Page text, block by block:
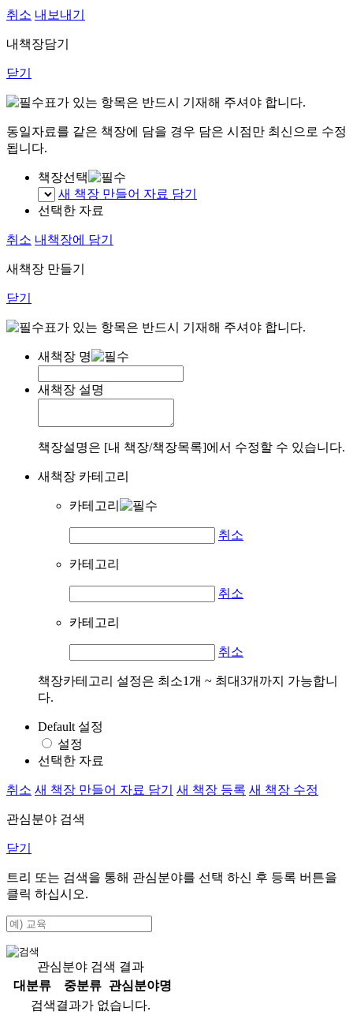
취소 내보내기
내책장담기
닫기
표가 있는 항목은 반드시 기재해 주셔야 합니다.
동일자료를 같은 책장에 담을 경우 담은 시점만 최신으로 수정
됩니다.
책장선택
새 책장 만들어 자료 담기
선택한 자료
취소 내책장에 담기
새책장 만들기
닫기
표가 있는 항목은 반드시 기재해 주셔야 합니다.
새책장 명
새책장 설명
책장설명은 [내 책장/책장목록]에서 수정할 수 있습니다.
새책장 카테고리
카테고리
취소
카테고리
취소
카테고리
취소
책장카테고리 설정은 최소1개 ~ 최대3개까지 가능합니
다.
Default 설정
설정
선택한 자료
취소 새 책장 만들어 자료 담기 새 책장 등록 새 책장 수정
관심분야 검색
닫기
트리 또는 검색을 통해 관심분야를 선택 하신 후 등록 버튼을
클릭 하십시오.
관심분야 검색 결과
대분류
중분류
관심분야명
검색결과가 없습니다.